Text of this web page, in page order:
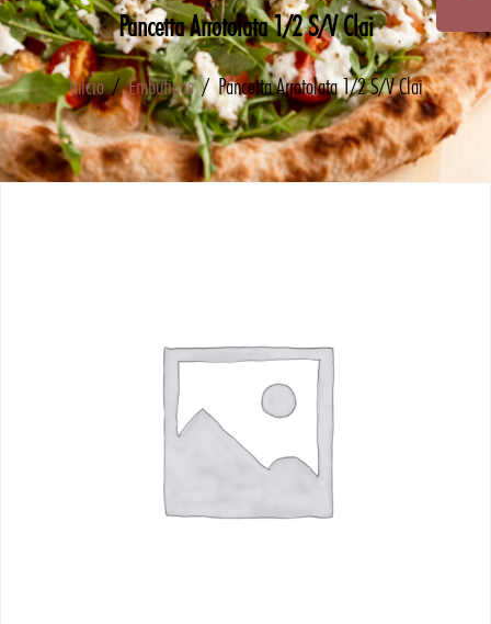
Pancetta Arrotolata 1/2 S/V Clai
Inicio/Embutidos/ Pancetta Arrotolata 1/2 S/V Clai